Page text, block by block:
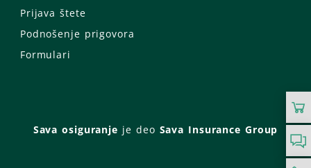
Prijava štete
Podnošenje prigovora
Formulari
Sava osiguranje je deo Sava Insurance Group